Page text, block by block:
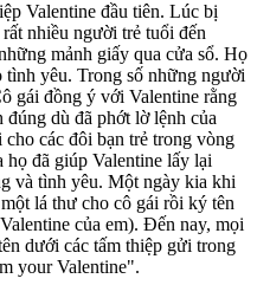
Valentine đầu tiên. Lúc bị
nhiều người trẻ tuổi đến
mảnh giấy qua cửa sổ. Họ
tình yêu. Trong số những người
gái đồng ý với Valentine rằng
đúng dù đã phớt lờ lệnh của
các đôi bạn trẻ trong vòng
đã giúp Valentine lấy lại
và tình yêu. Một ngày kia khi
lá thư cho cô gái rồi ký tên
của em). Đến nay, mọi
dưới các tấm thiệp gửi trong
your Valentine".